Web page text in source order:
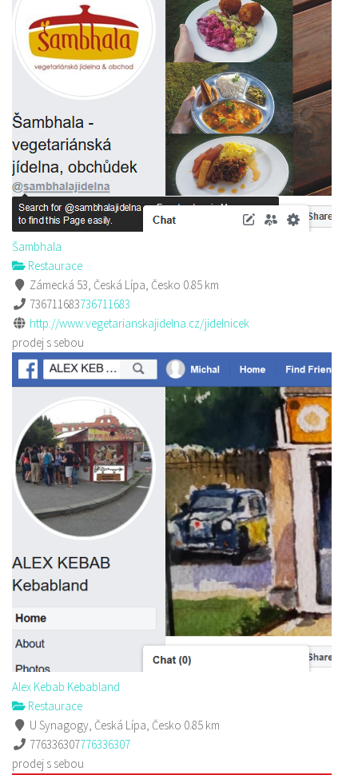
Šambhala
Restaurace
Zámecká 53, Česká Lípa, Česko 0.85 km
736711683736711683
http://www.vegetarianskajidelna.cz/jidelnicek
prodej s sebou
Alex Kebab Kebabland
Restaurace
U Synagogy, Česká Lípa, Česko 0.85 km
776336307776336307
prodej s sebou